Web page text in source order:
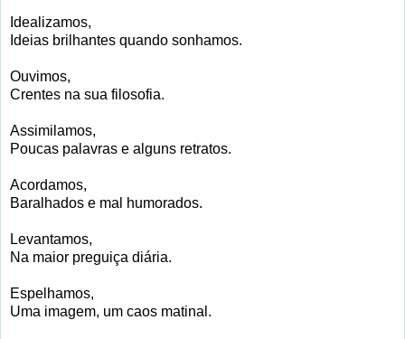
Idealizamos,
Ideias brilhantes quando sonhamos.
Ouvimos,
Crentes na sua filosofia.
Assimilamos,
Poucas palavras e alguns retratos.
Acordamos,
Baralhados e mal humorados.
Levantamos,
Na maior preguiça diária.
Espelhamos,
Uma imagem, um caos matinal.